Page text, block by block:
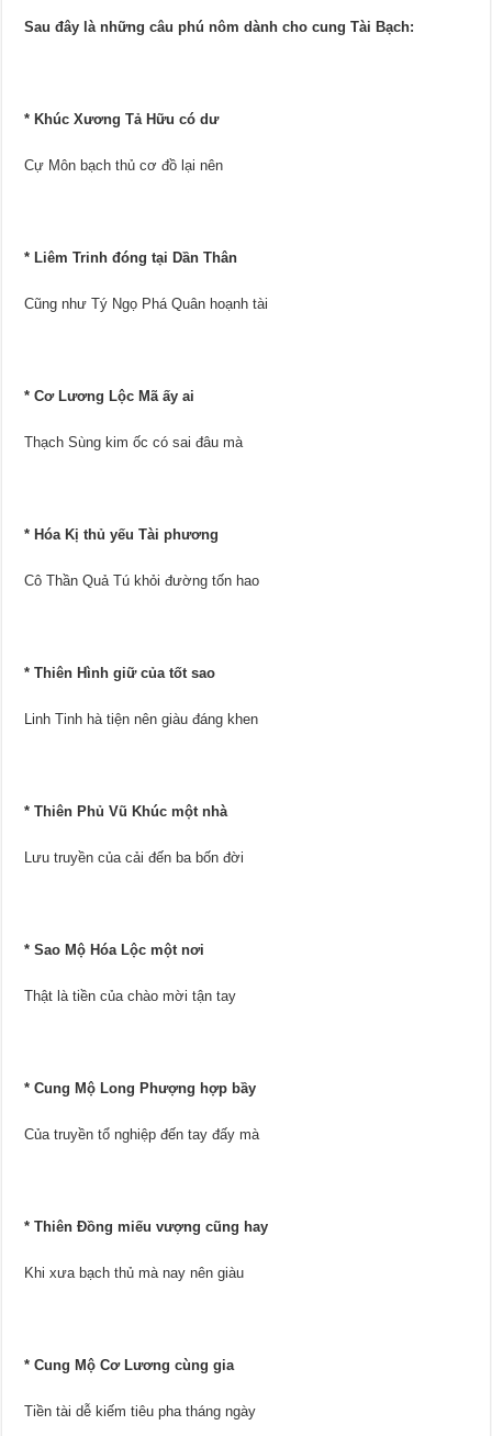
Sau đây là những câu phú nôm dành cho cung Tài Bạch:
* Khúc Xương Tả Hữu có dư
Cự Môn bạch thủ cơ đồ lại nên
* Liêm Trinh đóng tại Dần Thân
Cũng như Tý Ngọ Phá Quân hoạnh tài
* Cơ Lương Lộc Mã ấy ai
Thạch Sùng kim ốc có sai đâu mà
* Hóa Kị thủ yếu Tài phương
Cô Thần Quả Tú khỏi đường tốn hao
* Thiên Hình giữ của tốt sao
Linh Tinh hà tiện nên giàu đáng khen
* Thiên Phủ Vũ Khúc một nhà
Lưu truyền của cải đến ba bốn đời
* Sao Mộ Hóa Lộc một nơi
Thật là tiền của chào mời tận tay
* Cung Mộ Long Phượng hợp bầy
Của truyền tổ nghiệp đến tay đấy mà
* Thiên Đồng miếu vượng cũng hay
Khi xưa bạch thủ mà nay nên giàu
* Cung Mộ Cơ Lương cùng gia
Tiền tài dễ kiếm tiêu pha tháng ngày